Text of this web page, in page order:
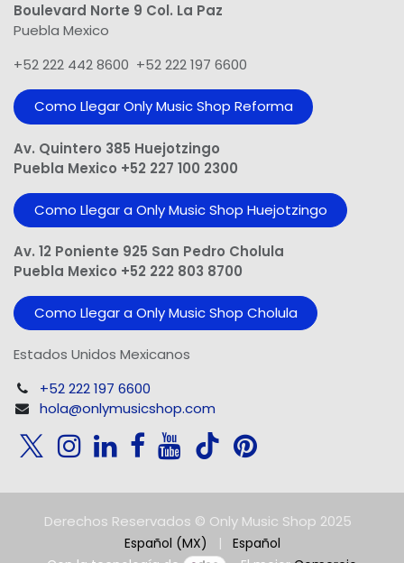
Boulevard Norte 9 Col. La Paz
Puebla Mexico
+52 222 442 8600 +52 222 197 6600
Como Llegar Only Music Shop​ Reforma
Av. Quintero 385 Huejotzingo
Puebla Mexico +52 227 100 2300
Como Llegar a Only Music Shop Huejotzingo
Av. 12 Poniente 925 San Pedro Cholula
Puebla Mexico +52 222 803 8700
Como Llegar a Only Music Shop Cholula
Estados Unidos Mexicanos
+52 222 197 6600
hola@onlymusicshop.com
Derechos Reservados © Only Music Shop 2025
Español (MX) |
Español